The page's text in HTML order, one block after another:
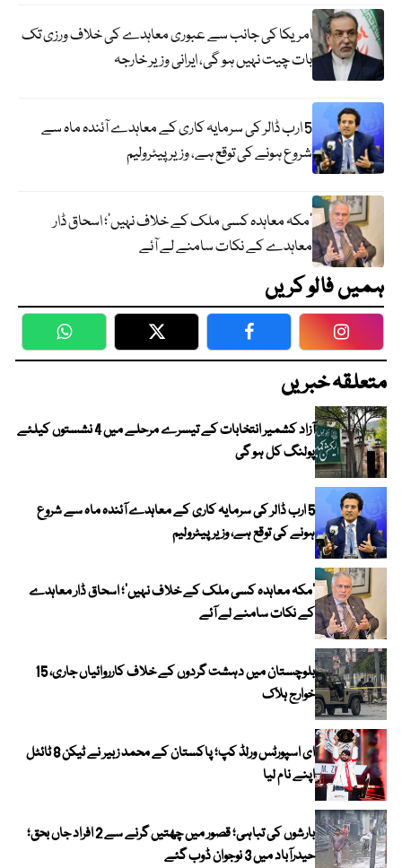
امریکا کی جانب سے عبوری معاہدے کی خلاف ورزی تک
بات چیت نہیں ہو گی، ایرانی وزیر خارجہ
5 ارب ڈالر کی سرمایہ کاری کے معاہدے آئندہ ماہ سے
شروع ہونے کی توقع ہے، وزیر پیٹرولیم
‘مکہ معاہدہ کسی ملک کے خلاف نہیں’؛ اسحاق ڈار
معاہدے کے نکات سامنے لے آئے
ہمیں فالو کریں
WhatsApp Twitter Facebook
متعلقہ خبریں
آزاد کشمیر انتخابات کے تیسرے مرحلے میں 4 نشستوں کیلئے
پولنگ کل ہو گی
5 ارب ڈالر کی سرمایہ کاری کے معاہدے آئندہ ماہ سے شروع
ہونے کی توقع ہے، وزیر پیٹرولیم
‘مکہ معاہدہ کسی ملک کے خلاف نہیں’؛ اسحاق ڈار معاہدے
کے نکات سامنے لے آئے
بلوچستان میں دہشت گردوں کے خلاف کارروائیاں جاری، 15
خوارج ہلاک
ای اسپورٹس ورلڈ کپ؛ پاکستان کے محمد زبیر نے ٹیکن 8 ٹائٹل
اپنے نام لیا
بارشوں کی تباہی؛ قصور میں چھتیں گرنے سے 2 افراد جاں بحق؛
حیدرآباد میں 3 نوجوان ڈوب گئے